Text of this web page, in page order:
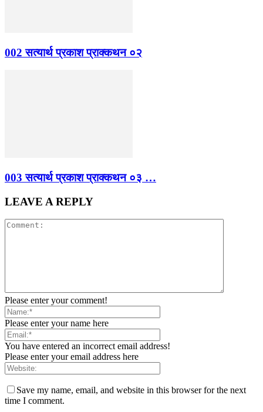
002 सत्यार्थ प्रकाश प्राक्कथन ०२
003 सत्यार्थ प्रकाश प्राक्कथन ०३ …
LEAVE A REPLY
Please enter your comment!
Please enter your name here
You have entered an incorrect email address!
Please enter your email address here
Save my name, email, and website in this browser for the next
time I comment.